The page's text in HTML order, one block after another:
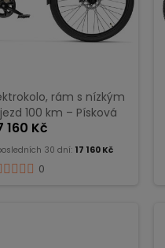
rám s nízkým
100 km – Písková
160 Kč
30 dní: 17 160 Kč
0